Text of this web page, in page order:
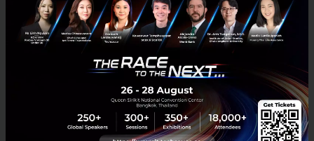
ช่วยเหลือคนไทยทุกคนไปตลอด
“ถึงแม้ว่าสถานการณ์โควิด-19 ในประเทศไทยจะกำลังดี
ขึ้นเรื่อย ๆ แต่พวกเราทุกคนก็ยังคงต้องใช้ชีวิตอยู่กับผลก
ระทบของโควิด-19 กันไปอีกระยะเวลาหนึ่ง แต่ในเมื่อชีวิต
ของพวกเรายังต้องดำเนินต่อไป แกร็บ ก็จะยังคงมุ่งมั่นที่จะ
ดูแลคุณภาพชีวิตคนไทย ผ่านการสร้างงานสร้างรายได้